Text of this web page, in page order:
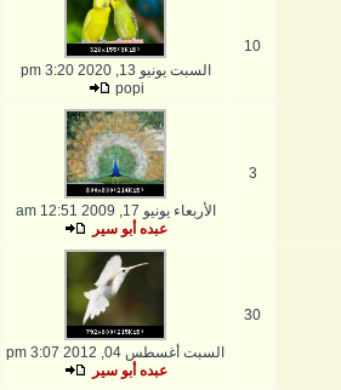
10
السبت يونيو 13, 2020 3:20 pm
popi
3
الأربعاء يونيو 17, 2009 12:51 am
عبده أبو سير
30
السبت أغسطس 04, 2012 3:07 pm
عبده أبو سير